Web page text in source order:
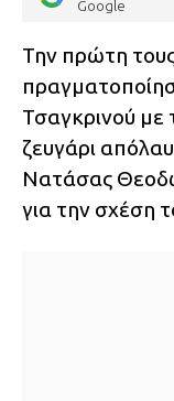
Google
Την πρώτη
Τσαγκρινού
ζευγάρι
Νατάσας
για την σχέση